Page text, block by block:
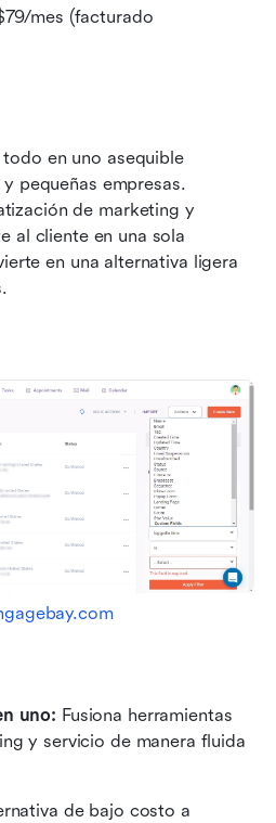
mes (facturado
en uno asequible
pequeñas empresas.
de marketing y
al cliente en una sola
en una alternativa ligera
uno: Fusiona herramientas
y servicio de manera fluida
de bajo costo a